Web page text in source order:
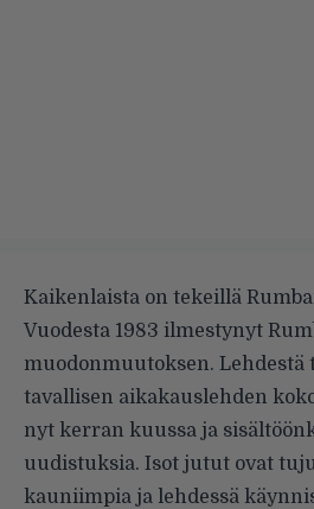
Kaikenlaista on tekeillä
Vuodesta 1983 ilmestynyt
muodonmuutoksen.
tavallisen aikakauslehden
nyt kerran kuussa ja
uudistuksia. Isot jutut ovat
kauniimpia ja lehdessä